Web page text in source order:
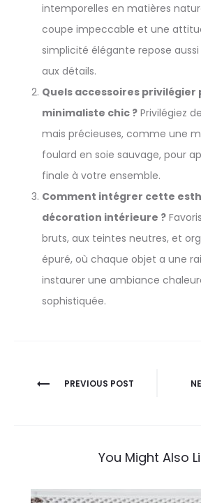
intemporelles en matières
coupe impeccable et une
simplicité élégante repose
aux détails.
Quels accessoires privilégier
minimaliste chic ? Privilégiez
mais précieuses, comme une
foulard en soie sauvage, pour
finale à votre ensemble.
Comment intégrer cette
décoration intérieure ?
bruts, aux teintes neutres, et
épuré, où chaque objet a une
instaurer une ambiance
sophistiquée.
Navigation
PREVIOUS POST
You Might Also